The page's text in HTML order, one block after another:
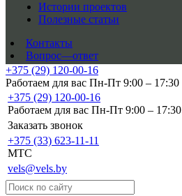
Истории проектов
Полезные статьи
Контакты
Вопрос—ответ
+375 (29) 120-00-16
Работаем для вас Пн-Пт 9:00 – 17:30
+375 (29) 120-00-16
Работаем для вас Пн-Пт 9:00 – 17:30
Заказать звонок
+375 (33) 623-11-11
MTC
vels@vels.by